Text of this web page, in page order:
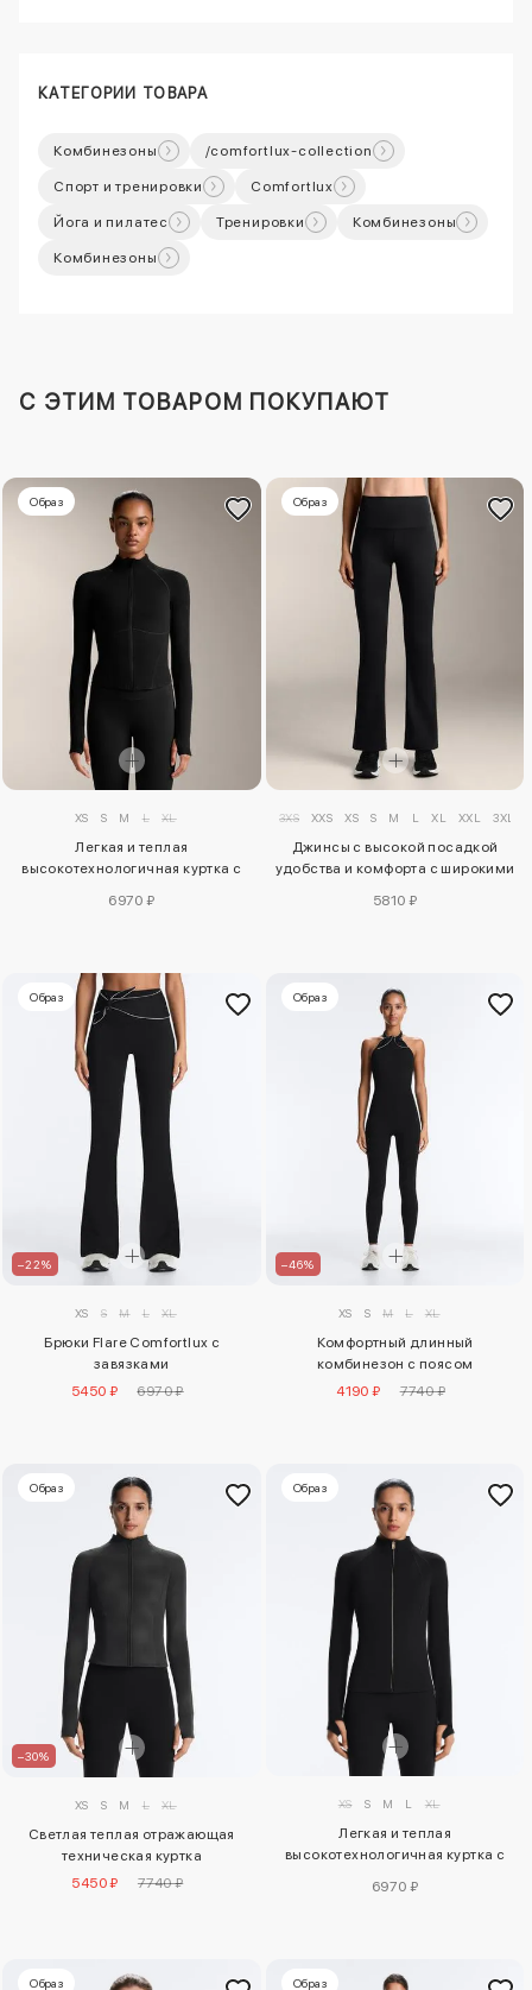
КАТЕГОРИИ ТОВАРА
Комбинезоны /comfortlux-collection
Спорт и тренировки Comfortlux
Йога и пилатес Тренировки Комбинезоны
Комбинезоны
C ЭТИМ ТОВАРОМ ПОКУПАЮТ
Образ
XS S M L XL
Легкая и теплая
высокотехнологичная куртка с
6970 ₽
Образ
3XS XXS XS S M L XL XXL 3XL
Джинсы с высокой посадкой
удобства и комфорта с широкими
5810 ₽
–22%
Образ
XS S M L XL
Брюки Flare Comfortlux с
завязками
5450 ₽
6970 ₽
–46%
Образ
XS S M L XL
Комфортный длинный
комбинезон с поясом
4190 ₽
7740 ₽
–30%
Образ
XS S M L XL
Светлая теплая отражающая
техническая куртка
5450 ₽
7740 ₽
Образ
XS S M L XL
Легкая и теплая
высокотехнологичная куртка с
6970 ₽
Образ Образ